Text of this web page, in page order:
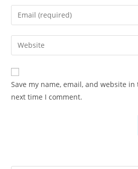
name
comment
Enter
your
email
address
comment
Enter
your
website
URL
(optional)
Save my name, email, and website
next time I comment.